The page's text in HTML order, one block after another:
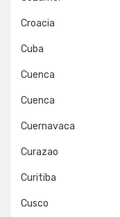
Croacia
Cuba
Cuenca
Cuenca
Cuernavaca
Curazao
Curitiba
Cusco